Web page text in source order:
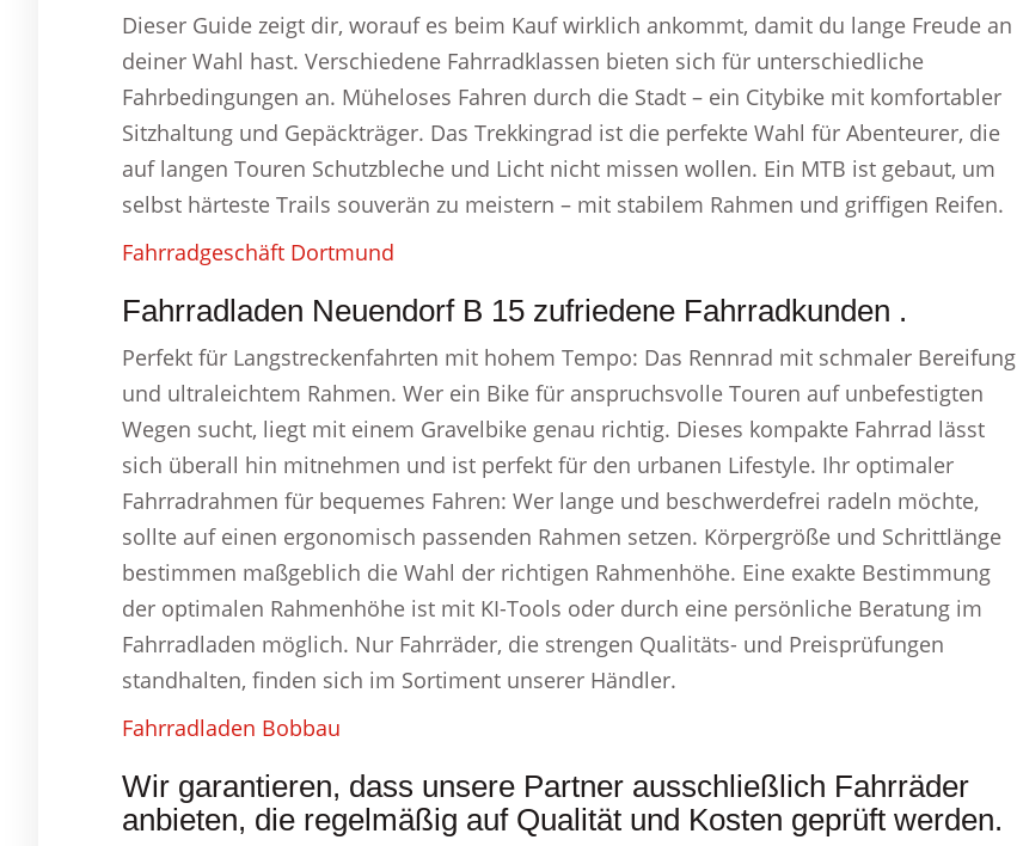
Dieser Guide zeigt dir, worauf es beim Kauf wirklich ankommt, damit du lange Freude an
deiner Wahl hast. Verschiedene Fahrradklassen bieten sich für unterschiedliche
Fahrbedingungen an. Müheloses Fahren durch die Stadt – ein Citybike mit komfortabler
Sitzhaltung und Gepäckträger. Das Trekkingrad ist die perfekte Wahl für Abenteurer, die
auf langen Touren Schutzbleche und Licht nicht missen wollen. Ein MTB ist gebaut, um
selbst härteste Trails souverän zu meistern – mit stabilem Rahmen und griffigen Reifen.
Fahrradgeschäft Dortmund
Fahrradladen Neuendorf B 15 zufriedene Fahrradkunden .
Perfekt für Langstreckenfahrten mit hohem Tempo: Das Rennrad mit schmaler Bereifung
und ultraleichtem Rahmen. Wer ein Bike für anspruchsvolle Touren auf unbefestigten
Wegen sucht, liegt mit einem Gravelbike genau richtig. Dieses kompakte Fahrrad lässt
sich überall hin mitnehmen und ist perfekt für den urbanen Lifestyle. Ihr optimaler
Fahrradrahmen für bequemes Fahren: Wer lange und beschwerdefrei radeln möchte,
sollte auf einen ergonomisch passenden Rahmen setzen. Körpergröße und Schrittlänge
bestimmen maßgeblich die Wahl der richtigen Rahmenhöhe. Eine exakte Bestimmung
der optimalen Rahmenhöhe ist mit KI-Tools oder durch eine persönliche Beratung im
Fahrradladen möglich. Nur Fahrräder, die strengen Qualitäts- und Preisprüfungen
standhalten, finden sich im Sortiment unserer Händler.
Fahrradladen Bobbau
Wir garantieren, dass unsere Partner ausschließlich Fahrräder
anbieten, die regelmäßig auf Qualität und Kosten geprüft werden.